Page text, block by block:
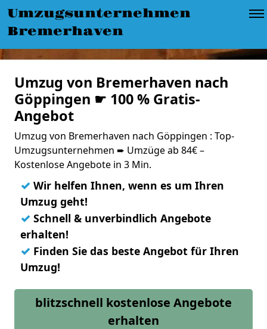
Umzugsunternehmen
Bremerhaven
Umzug von Bremerhaven nach
Göppingen ☛ 100 % Gratis-
Angebot
Umzug von Bremerhaven nach Göppingen : Top-
Umzugsunternehmen ➨ Umzüge ab 84€ –
Kostenlose Angebote in 3 Min.
✓ Wir helfen Ihnen, wenn es um Ihren
Umzug geht!
✓ Schnell & unverbindlich Angebote
erhalten!
✓ Finden Sie das beste Angebot für Ihren
Umzug!
blitzschnell kostenlose Angebote
erhalten